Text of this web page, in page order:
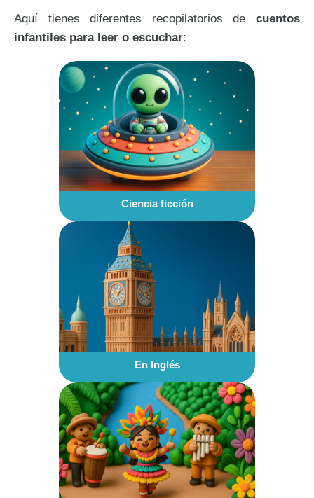
Aquí tienes diferentes recopilatorios de cuentos
infantiles para leer o escuchar:
Ciencia ficción
En Inglés